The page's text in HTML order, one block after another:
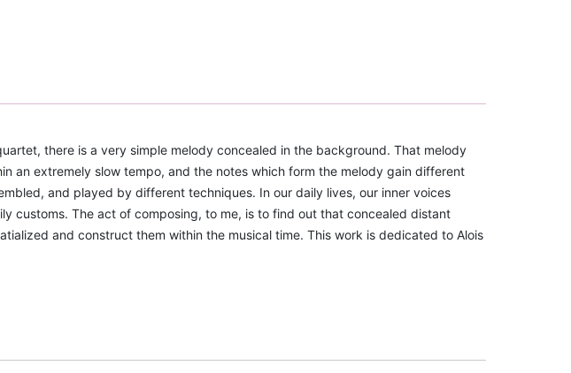
there is a very simple melody concealed in the background. That melody
an extremely slow tempo, and the notes which form the melody gain different
and played by different techniques. In our daily lives, our inner voices
customs. The act of composing, to me, is to find out that concealed distant
and construct them within the musical time. This work is dedicated to Alois